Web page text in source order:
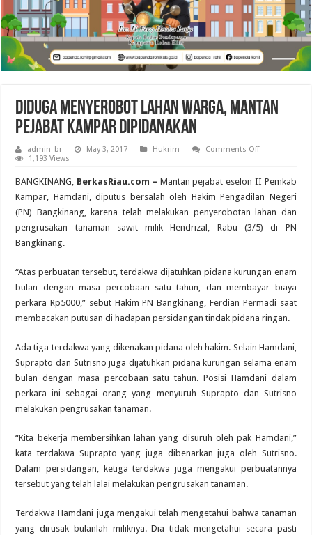
Diduga Menyerobot Lahan Warga, Mantan
Pejabat Kampar Dipidanakan
admin_br May 3, 2017 Hukrim Comments Offon
Warga,
Mantan
Pejabat
Kampar
1,193 Views
BANGKINANG, BerkasRiau.com – Mantan pejabat eselon II Pemkab
Kampar, Hamdani, diputus bersalah oleh Hakim Pengadilan Negeri
(PN) Bangkinang, karena telah melakukan penyerobotan lahan dan
pengrusakan tanaman sawit milik Hendrizal, Rabu (3/5) di PN
Bangkinang.
“Atas perbuatan tersebut, terdakwa dijatuhkan pidana kurungan enam
bulan dengan masa percobaan satu tahun, dan membayar biaya
perkara Rp5000,” sebut Hakim PN Bangkinang, Ferdian Permadi saat
membacakan putusan di hadapan persidangan tindak pidana ringan.
Ada tiga terdakwa yang dikenakan pidana oleh hakim. Selain Hamdani,
Suprapto dan Sutrisno juga dijatuhkan pidana kurungan selama enam
bulan dengan masa percobaan satu tahun. Posisi Hamdani dalam
perkara ini sebagai orang yang menyuruh Suprapto dan Sutrisno
melakukan pengrusakan tanaman.
“Kita bekerja membersihkan lahan yang disuruh oleh pak Hamdani,”
kata terdakwa Suprapto yang juga dibenarkan juga oleh Sutrisno.
Dalam persidangan, ketiga terdakwa juga mengakui perbuatannya
tersebut yang telah lalai melakukan pengrusakan tanaman.
Terdakwa Hamdani juga mengakui telah mengetahui bahwa tanaman
yang dirusak bulanlah miliknya. Dia tidak mengetahui secara pasti